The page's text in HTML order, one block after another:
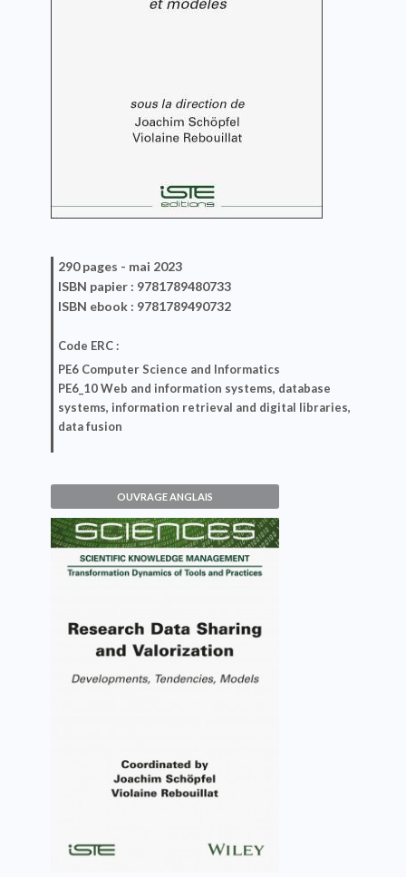
290 pages - mai 2023
ISBN papier : 9781789480733
ISBN ebook : 9781789490732
Code ERC :
PE6 Computer Science and Informatics
PE6_10 Web and information systems, database
systems, information retrieval and digital libraries,
data fusion
OUVRAGE ANGLAIS
Research Data Sharing and
Valorization
Joachim Schöpfel, Violaine Rebouillat